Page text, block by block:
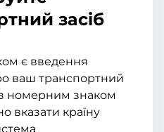
засіб
є введення
ваш транспортний
номерним знаком
вказати країну